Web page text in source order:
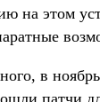
на этом
в
патчи